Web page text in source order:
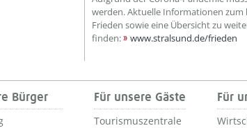
werden. Aktuelle Informationen
Frieden sowie eine Übersicht zu
finden:
www.stralsund.de/frieden
Bürger Für unsere Gäste
Tourismuszentrale
Für